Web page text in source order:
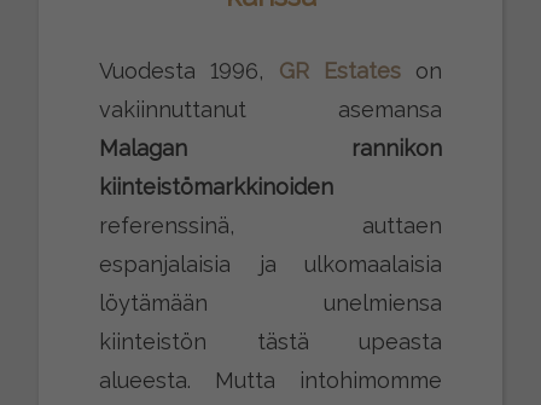
Vuodesta 1996, GR Estateson
vakiinnuttanut asemansa
Malagan rannikon
kiinteistömarkkinoiden
referenssinä, auttaen
espanjalaisia ja ulkomaalaisia
löytämään unelmiensa
kiinteistön tästä upeasta
alueesta. Mutta intohimomme